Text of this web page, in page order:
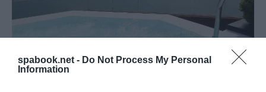
spabook.net - Do Not Process My Personal
Information